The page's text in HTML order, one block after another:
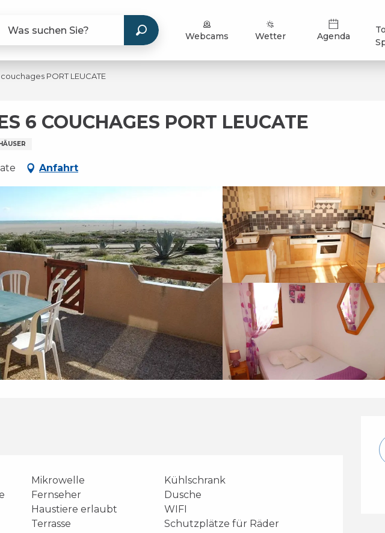
Webcams Wetter Agenda
couchages PORT LEUCATE
6 COUCHAGES PORT LEUCATE
Anfahrt
Mikrowelle
Kühlschrank
Fernseher
Dusche
Haustiere erlaubt
WIFI
Terrasse Schutzplätze für Räder